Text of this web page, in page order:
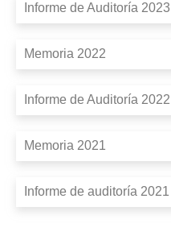
Informe de Auditoría 2023
Memoria 2022
Informe de Auditoría 2022
Memoria 2021
Informe de auditoría 2021